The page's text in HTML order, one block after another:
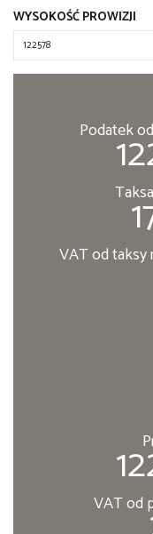
WYSOKOŚĆ PROWIZJI
Podatek
VAT od taksy
VAT od